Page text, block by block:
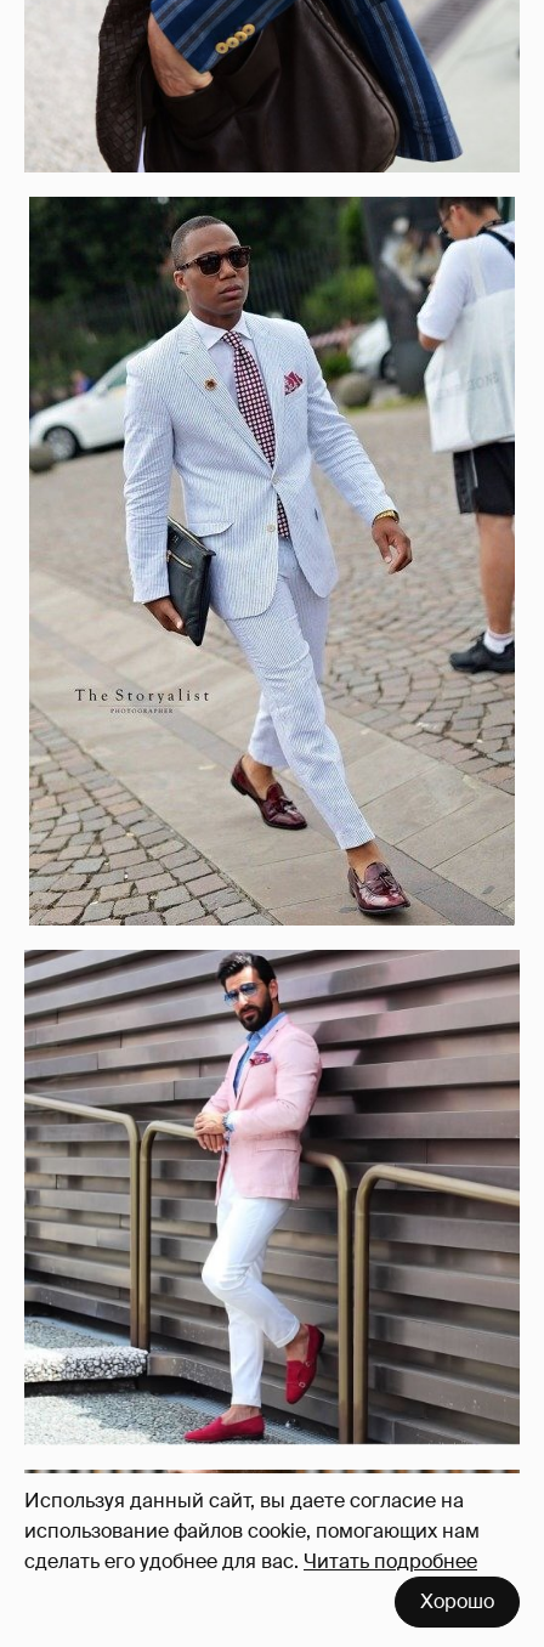
Используя данный сайт, вы даете согласие на
использование файлов cookie, помогающих нам
сделать его удобнее для вас. Читать подробнее
Хорошо